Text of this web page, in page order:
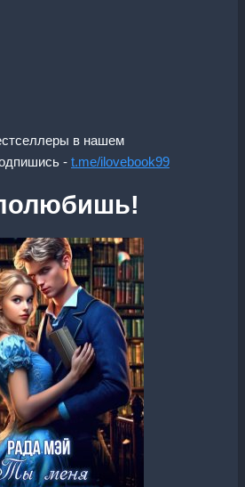
в нашем
- t.me/ilovebook99